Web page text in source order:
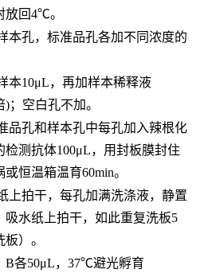
放回4℃。
本孔，标准品孔各加不同浓度的
本10μL，再加样本稀释液
)； 空白孔不加。
品孔和样本孔中每孔加入辣根化
检测抗体100μL，用封板膜封住
恒温箱温育60min。
上拍干，每孔加满洗涤液，静置
吸水纸上拍干，如此重复洗板5
）。
B各50μL，37℃避光孵育